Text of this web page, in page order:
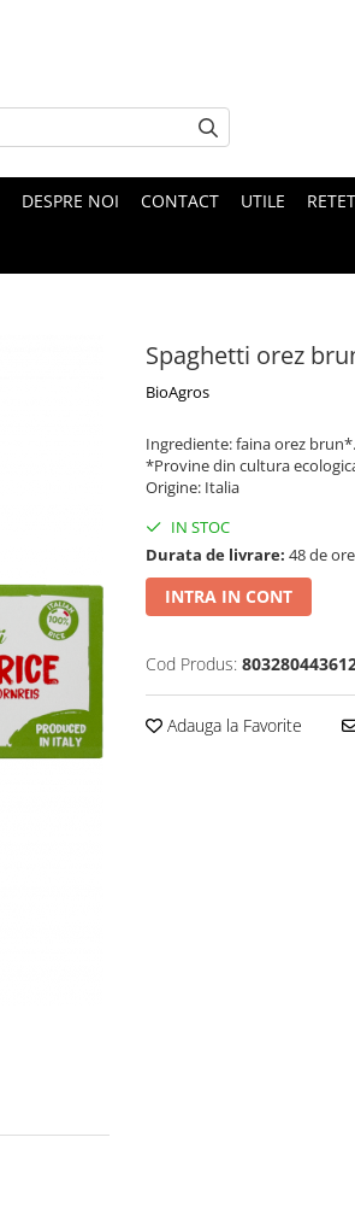
DESPRE NOI CONTACT UTILE
Spaghetti orez
BioAgros
Ingrediente: faina orez brun*.
*Provine din cultura
Origine: Italia
IN STOC
Durata de livrare: 48 de ore
INTRA IN CONT
Cod Produs:
Adauga la Favorite